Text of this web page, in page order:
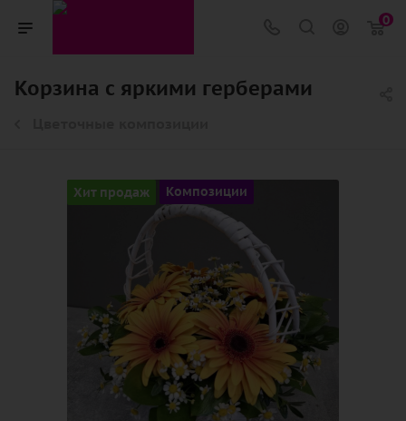
0
Корзина с яркими герберами
Хит продаж Композиции